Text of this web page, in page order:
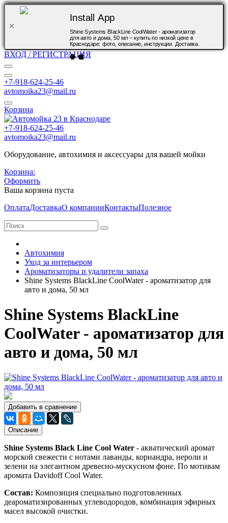
Install App
Shine Systems BlackLine CoolWater - ароматизатор
для авто и дома, 50 мл – купить по низкой цене в
Краснодаре: фото, описание, инструкции. Доставка.
ВХОД / РЕГИСТРАЦИЯ
+7-918-624-25-46
avtomoika23@mail.ru
Корзина
+7-918-624-25-46
avtomoika23@mail.ru
Оборудование, автохимия и аксессуары для вашей мойки
Корзина:
Оформить
Ваша корзина пуста
ОплатаДоставкаО компанииКонтактыПолезное
Автохимия
Уход за интерьером
Ароматизаторы и удалители запаха
Shine Systems BlackLine CoolWater - ароматизатор для
авто и дома, 50 мл
Shine Systems BlackLine
CoolWater - ароматизатор для
авто и дома, 50 мл
Добавить в сравнение
Описание
Shine Systems Black Line Cool Water - акватический аромат
морской свежести с нотами лаванды, кориандра, нероли и
зелени на элегантном древесно-мускусном фоне. По мотивам
аромата Davidoff Cool Water.
Состав: Композиция специально подготовленных
деароматизированных углеводородов, комбинация эфирных
масел высокой очистки.